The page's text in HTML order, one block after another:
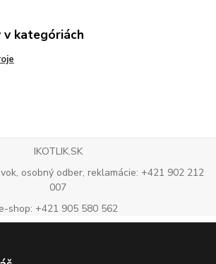
v kategóriách
IKOTLIK.SK
osobný odber, reklamácie: +421 902 212
007
e-shop: +421 905 580 562